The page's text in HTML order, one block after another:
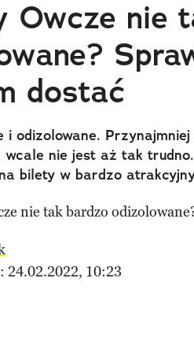
Owcze nie
dostać
i odizolowane.
wcale nie jest aż tak
bilety w bardzo
24.02.2022, 10:23
na twitter
do przyjaciela